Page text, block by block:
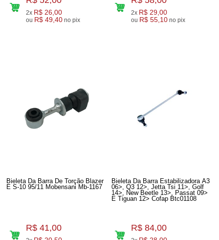
2x R$ 26,00
ou R$ 49,40 no pix
2x R$ 29,00
ou R$ 55,10 no pix
Bieleta Da Barra De Torção Blazer
E S-10 95/11 Mobensani Mb-1167
R$ 41,00
Bieleta Da Barra Estabilizadora A3
06>, Q3 12>, Jetta Tsi 11>, Golf
14>, New Beetle 13>, Passat 09>
E Tiguan 12> Cofap Btc01108
R$ 84,00